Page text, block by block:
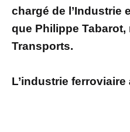
chargé de l’Industrie
que Philippe
Transports.
L’industrie ferroviaire